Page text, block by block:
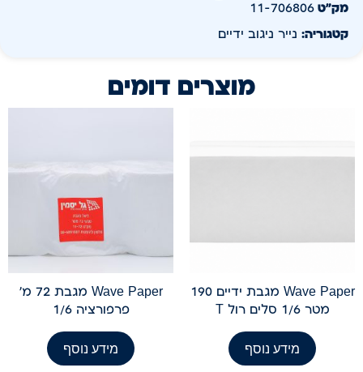
מק״ט 11-706806
קטגוריה: נייר ניגוב ידיים
מוצרים דומים
Wave Paper מגבת ידיים 190
מטר 1/6 סלים רול T
מידע נוסף
Wave Paper מגבת 72 מ'
פרפורציה 1/6
מידע נוסף